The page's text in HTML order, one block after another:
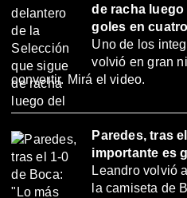
de racha luego
goles en
Uno de los
volvió en gran
convertir. Mirá el video.
Paredes, tras
importante es
Leandro volvió
la camiseta de